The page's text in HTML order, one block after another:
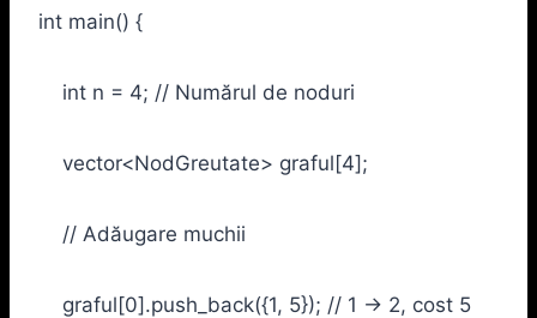
int main() {
int n = 4; // Numărul de noduri
vector<NodGreutate> graful[4];
// Adăugare muchii
graful[0].push_back({1, 5}); // 1 -> 2, cost 5